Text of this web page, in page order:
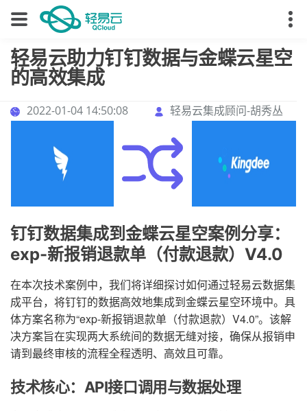
轻易云助力钉钉数据与金蝶云星空
的高效集成
2022-01-04 14:50:08 轻易云集成顾问-胡秀丛
钉钉数据集成到金蝶云星空案例分享：
exp-新报销退款单（付款退款）V4.0
在本次技术案例中，我们将详细探讨如何通过轻易云数据集
成平台，将钉钉的数据高效地集成到金蝶云星空环境中。具
体方案名称为“exp-新报销退款单（付款退款）V4.0”。该解
决方案旨在实现两大系统间的数据无缝对接，确保从报销申
请到最终审核的流程全程透明、高效且可靠。
技术核心：API接口调用与数据处理